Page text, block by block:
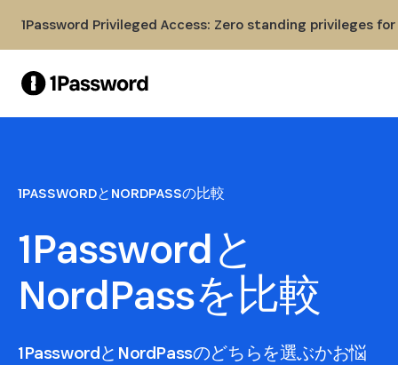
1Password Privileged Access: Zero standing privileges
1PASSWORDとNORDPASSの比較
1Passwordと
NordPassを比較
1PasswordとNordPassのどちらを選ぶかお悩